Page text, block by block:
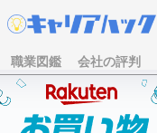
職業図鑑 会社の評判